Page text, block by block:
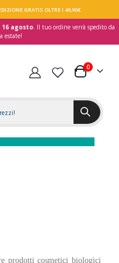
GRATIS OLTRE I 49,90€
16 agosto. Il tuo ordine verrà spedito da
estate!
Carrello
0elementi
prodotti cosmetici biologici